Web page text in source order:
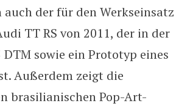
der für den Werkseinsatz
TT RS von 2011, der in der
DTM sowie ein Prototyp eines
Außerdem zeigt die
brasilianischen Pop-Art-